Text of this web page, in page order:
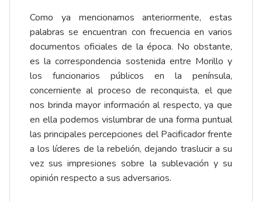
Como ya mencionamos anteriormente, estas
palabras se encuentran con frecuencia en varios
documentos oficiales de la época. No obstante,
es la correspondencia sostenida entre Morillo y
los funcionarios públicos en la península,
concerniente al proceso de reconquista, el que
nos brinda mayor información al respecto, ya que
en ella podemos vislumbrar de una forma puntual
las principales percepciones del Pacificador frente
a los líderes de la rebelión, dejando traslucir a su
vez sus impresiones sobre la sublevación y su
opinión respecto a sus adversarios.